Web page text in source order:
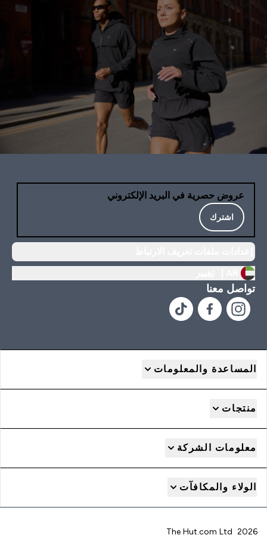
عروض حصرية في البريد الإلكتروني
اشترك
تواصل معنا
المساعدة والمعلومات
منتجات
معلومات الشركة
الولاء والمكافآت
2026 The Hut.com Ltd